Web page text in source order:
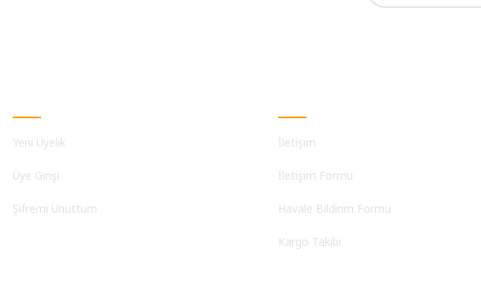
Yeni Üyelik
Üye Girişi
Şifremi Unuttum
İletişim
İletişim Formu
Havale Bildirim Formu
Kargo Takibi